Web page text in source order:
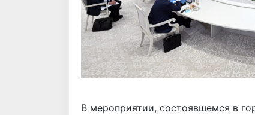
В мероприятии, состоявшемся в